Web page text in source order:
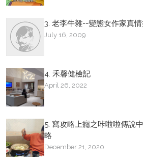
3. 老李牛雜--變態女作家真
July 16, 2009
4. 禾馨健檢記
April 26, 2022
5. 寫攻略上癮之咔啦啦傳說
略
December 21, 2020